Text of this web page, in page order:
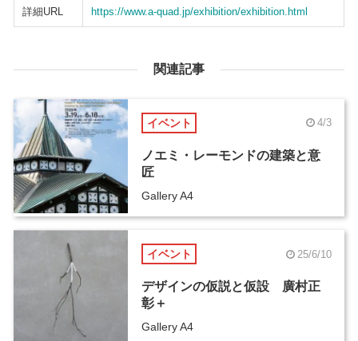
詳細URL https://www.a-quad.jp/exhibition/exhibition.html
関連記事
イベント 4/3
ノエミ・レーモンドの建築と意
匠
Gallery A4
イベント 25/6/10
デザインの仮説と仮設 廣村正
彰＋
Gallery A4